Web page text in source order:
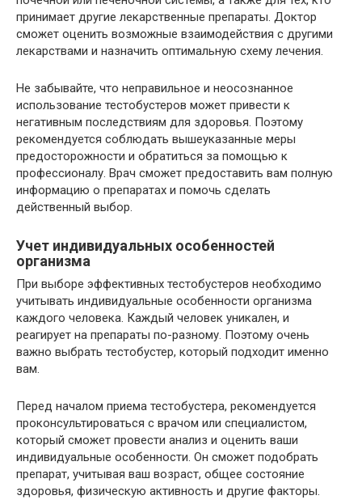
принимает другие лекарственные препараты. Доктор
сможет оценить возможные взаимодействия с другими
лекарствами и назначить оптимальную схему лечения.
Не забывайте, что неправильное и неосознанное
использование тестобустеров может привести к
негативным последствиям для здоровья. Поэтому
рекомендуется соблюдать вышеуказанные меры
предосторожности и обратиться за помощью к
профессионалу. Врач сможет предоставить вам полную
информацию о препаратах и помочь сделать
действенный выбор.
Учет индивидуальных особенностей
организма
При выборе эффективных тестобустеров необходимо
учитывать индивидуальные особенности организма
каждого человека. Каждый человек уникален, и
реагирует на препараты по-разному. Поэтому очень
важно выбрать тестобустер, который подходит именно
вам.
Перед началом приема тестобустера, рекомендуется
проконсультироваться с врачом или специалистом,
который сможет провести анализ и оценить ваши
индивидуальные особенности. Он сможет подобрать
препарат, учитывая ваш возраст, общее состояние
здоровья, физическую активность и другие факторы.